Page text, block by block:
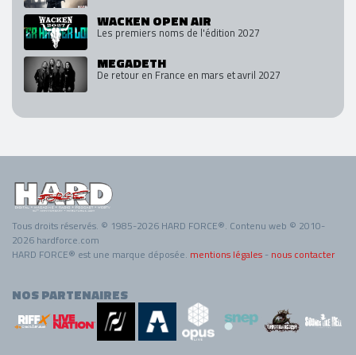
WACKEN OPEN AIR
Les premiers noms de l'édition 2027
MEGADETH
De retour en France en mars et avril 2027
Tous droits réservés. © 1985-2026 HARD FORCE®. Contenu web © 2010-
2026 hardforce.com
HARD FORCE® est une marque déposée. mentions légales - nous contacter
NOS PARTENAIRES